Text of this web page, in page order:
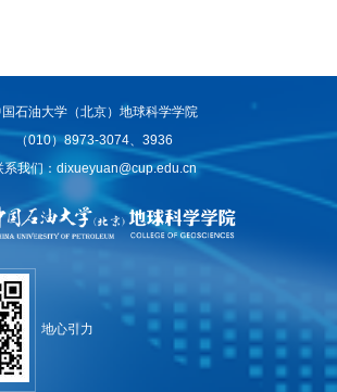
石油大学（北京）地球科学学院
（010）8973-3074、3936
系我们：dixueyuan@cup.edu.cn
地心引力